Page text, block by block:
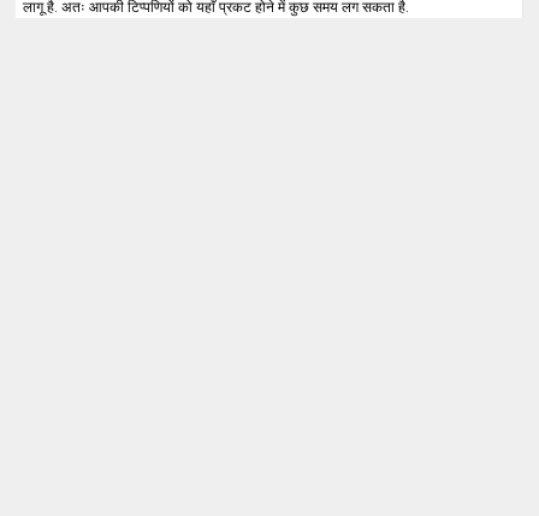
लागू है. अतः आपकी टिप्पणियों को यहाँ प्रकट होने में कुछ समय लग सकता है.